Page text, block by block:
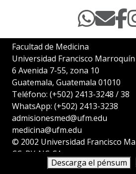
Descarga el pénsum
Facultad de Medicina
Universidad Francisco Marroquín
6 Avenida 7-55, zona 10
Guatemala, Guatemala 01010
Teléfono: (+502) 2413-3248 /38
WhatsApp: (+502) 2413-3238
admisionesmed@ufm.edu
medicina@ufm.edu
© 2002 Universidad Francisco
CC: BY-NC-SA
|Políticas de cookies|